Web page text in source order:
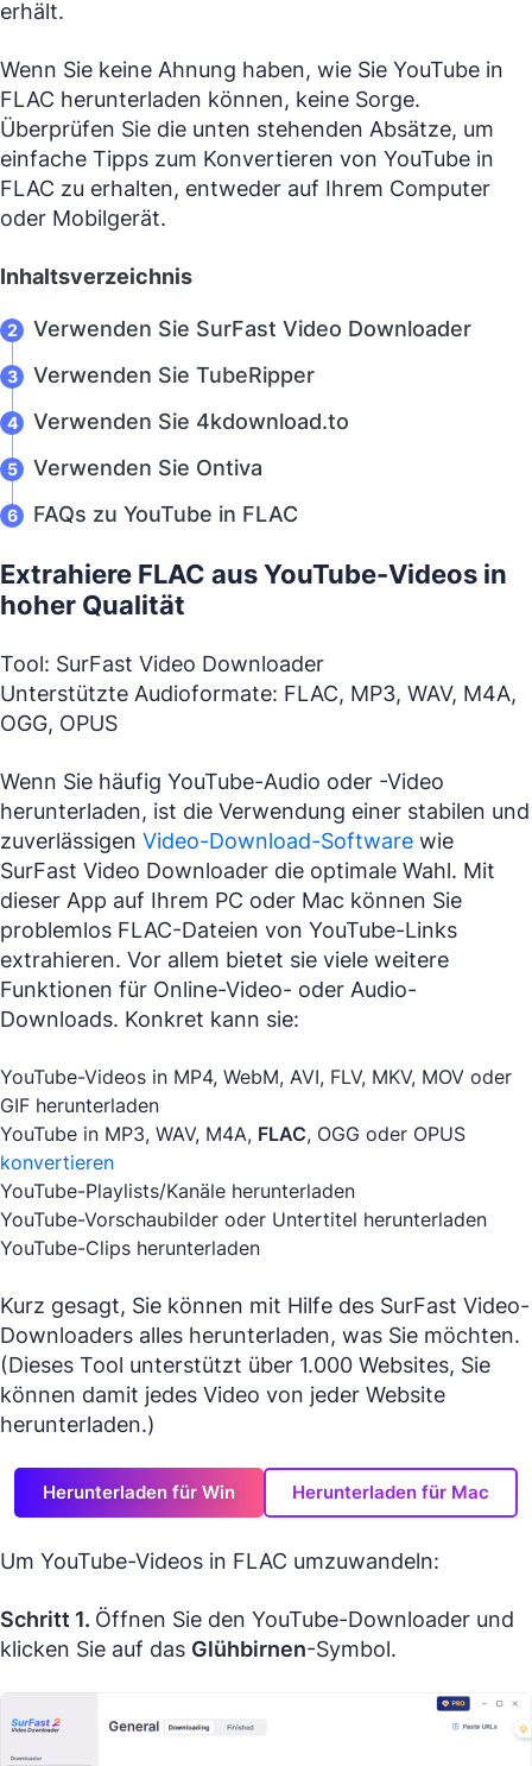
erhält.
Wenn Sie keine Ahnung haben, wie Sie YouTube in
FLAC herunterladen können, keine Sorge.
Überprüfen Sie die unten stehenden Absätze, um
einfache Tipps zum Konvertieren von YouTube in
FLAC zu erhalten, entweder auf Ihrem Computer
oder Mobilgerät.
Inhaltsverzeichnis
Verwenden Sie SurFast Video Downloader
Verwenden Sie TubeRipper
Verwenden Sie 4kdownload.to
Verwenden Sie Ontiva
FAQs zu YouTube in FLAC
Extrahiere FLAC aus YouTube-Videos in
hoher Qualität
Tool: SurFast Video Downloader
Unterstützte Audioformate: FLAC, MP3, WAV, M4A,
OGG, OPUS
Wenn Sie häufig YouTube-Audio oder -Video
herunterladen, ist die Verwendung einer stabilen und
zuverlässigen Video-Download-Software wie
SurFast Video Downloader die optimale Wahl. Mit
dieser App auf Ihrem PC oder Mac können Sie
problemlos FLAC-Dateien von YouTube-Links
extrahieren. Vor allem bietet sie viele weitere
Funktionen für Online-Video- oder Audio-
Downloads. Konkret kann sie:
YouTube-Videos in MP4, WebM, AVI, FLV, MKV, MOV oder
GIF herunterladen
YouTube in MP3, WAV, M4A, FLAC, OGG oder OPUS
konvertieren
YouTube-Playlists/Kanäle herunterladen
YouTube-Vorschaubilder oder Untertitel herunterladen
YouTube-Clips herunterladen
Kurz gesagt, Sie können mit Hilfe des SurFast Video-
Downloaders alles herunterladen, was Sie möchten.
(Dieses Tool unterstützt über 1.000 Websites, Sie
können damit jedes Video von jeder Website
herunterladen.)
Herunterladen für Win Herunterladen für Mac
Um YouTube-Videos in FLAC umzuwandeln:
Schritt 1. Öffnen Sie den YouTube-Downloader und
klicken Sie auf das Glühbirnen-Symbol.